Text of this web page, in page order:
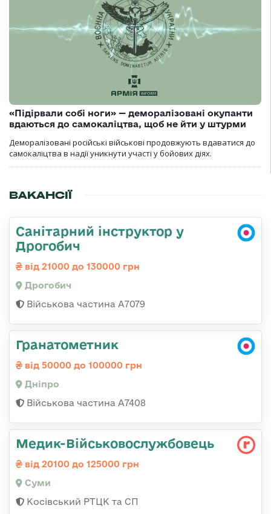
«Підірвали собі ноги» — деморалізовані окупанти
вдаються до самокаліцтва, щоб не йти у штурми
Деморалізовані російські військові продовжують вдаватися до
самокаліцтва в надії уникнути участі у бойових діях.
ВАКАНСІЇ
Санітарний інструктор у
Дрогобич
від 21000 до 130000 грн
Дрогобич
Військова частина А7079
Гранатометник
від 50000 до 100000 грн
Дніпро
Військова частина А7408
Медик-Військовослужбовець
від 20100 до 125000 грн
Суми
Косівський РТЦК та СП